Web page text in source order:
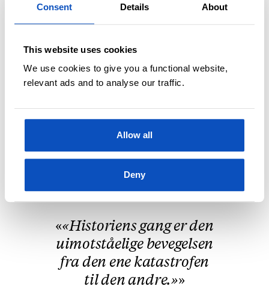
Consent Details About
This website uses cookies
We use cookies to give you a functional website,
relevant ads and to analyse our traffic.
Allow all
Deny
som bor i leiren å være deres stemme. Og de er
forbanna. Som Simplice, filosofiprofessoren jeg
for noen dager siden diskuterte menneskeverd
og rettigheter med. Som kun hadde det han sto
og gikk i, han rakk ikke å ta med seg annet fra
snakket om hat. Han var fortvila og sint, men
det var likevel han som trøstet meg, det var han
som minnet meg på Tolstojs ord om at ondskap
kommer av mangel på kjærlighet, før han siterte
den tyske filosofen Walter Benjamin:
«Historiens gang er den
uimotståelige bevegelsen
fra den ene katastrofen
til den andre.»